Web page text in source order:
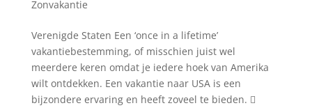
Zonvakantie
Verenigde Staten Een ‘once in a lifetime’
vakantiebestemming, of misschien juist wel
meerdere keren omdat je iedere hoek van Amerika
wilt ontdekken. Een vakantie naar USA is een
bijzondere ervaring en heeft zoveel te bieden. 